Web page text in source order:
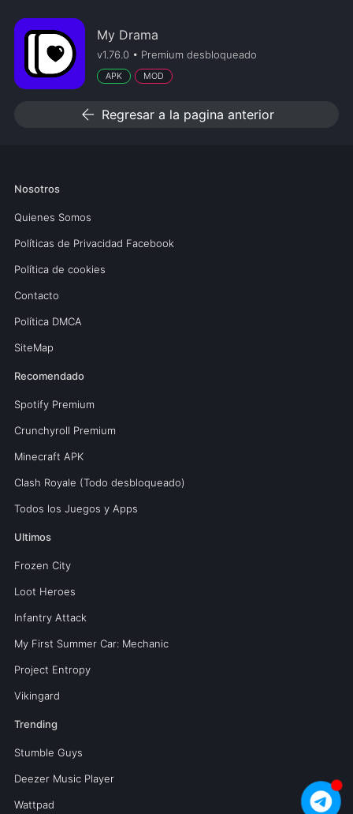
My Drama
v1.76.0 • Premium desbloqueado
APK MOD
arrow_back Regresar a la pagina anterior
Nosotros
Quienes Somos
Políticas de Privacidad Facebook
Política de cookies
Contacto
Política DMCA
SiteMap
Recomendado
Spotify Premium
Crunchyroll Premium
Minecraft APK
Clash Royale (Todo desbloqueado)
Todos los Juegos y Apps
Ultimos
Frozen City
Loot Heroes
Infantry Attack
My First Summer Car: Mechanic
Project Entropy
Vikingard
Trending
Stumble Guys
Deezer Music Player
Wattpad